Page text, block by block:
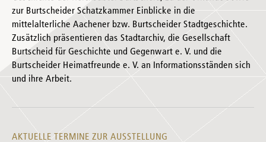
zur Burtscheider Schatzkammer Einblicke in die
mittelalterliche Aachener bzw. Burtscheider Stadtgeschichte.
Zusätzlich präsentieren das Stadtarchiv, die Gesellschaft
Burtscheid für Geschichte und Gegenwart e. V. und die
Burtscheider Heimatfreunde e. V. an Informationsständen sich
und ihre Arbeit.
AKTUELLE TERMINE ZUR AUSSTELLUNG